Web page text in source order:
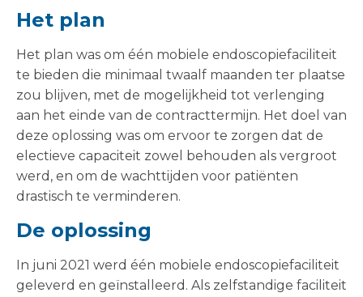
Het plan
Het plan was om één mobiele endoscopiefaciliteit
te bieden die minimaal twaalf maanden ter plaatse
zou blijven, met de mogelijkheid tot verlenging
aan het einde van de contracttermijn. Het doel van
deze oplossing was om ervoor te zorgen dat de
electieve capaciteit zowel behouden als vergroot
werd, en om de wachttijden voor patiënten
drastisch te verminderen.
De oplossing
In juni 2021 werd één mobiele endoscopiefaciliteit
geleverd en geïnstalleerd. Als zelfstandige faciliteit